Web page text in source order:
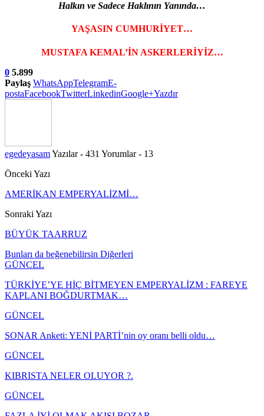
Halkın ve Sadece Haklının Yanında…
YAŞASIN CUMHURİYET…
MUSTAFA KEMAL’İN ASKERLERİYİZ…
0 5.899
Paylaş WhatsAppTelegramE-
postaFacebookTwitterLinkedinGoogle+Yazdır
egedeyasamYazılar - 431 Yorumlar - 13
Önceki Yazı
AMERİKAN EMPERYALİZMİ…
Sonraki Yazı
BÜYÜK TAARRUZ
Bunları da beğenebilirsin Diğerleri
GÜNCEL
TÜRKİYE’YE HİÇ BİTMEYEN EMPERYALİZM : FAREYE
KAPLANI BOĞDURTMAK…
GÜNCEL
SONAR Anketi: YENİ PARTİ’nin oy oranı belli oldu…
GÜNCEL
KIBRISTA NELER OLUYOR ?.
GÜNCEL